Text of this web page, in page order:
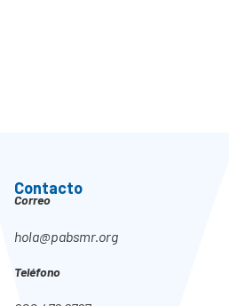
Contacto
Correo
hola@pabsmr.org
Teléfono